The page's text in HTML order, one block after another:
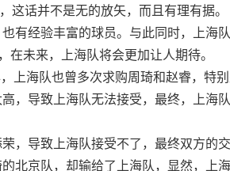
话并不是无的放矢，而且有理有据。
有经验丰富的球员。与此同时，上海
未来，上海队将会更加让人期待。
上海队也曾多次求购周琦和赵睿，特
，导致上海队无法接受，最终，上海
，导致上海队接受不了，最终双方的交
北京队，却输给了上海队，显然，上